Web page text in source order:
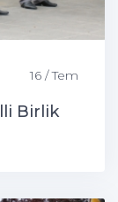
16 / Tem
Birlik